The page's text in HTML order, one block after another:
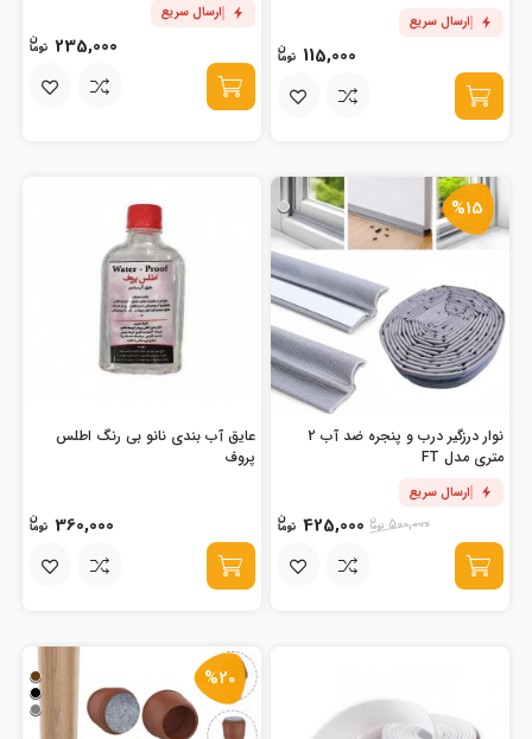
ارسال سریع
115,000
ارسال سریع
235,000
%15
نوار درزگیر درب و پنجره ضد آب 2
متری مدل FT
ارسال سریع
500,000
425,000
عایق آب بندی نانو بی رنگ اطلس
پروف
360,000
%20